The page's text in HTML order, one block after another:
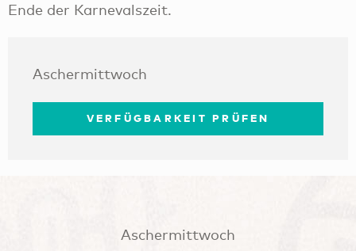
Ende der Karnevalszeit.
Aschermittwoch
VERFÜGBARKEIT PRÜFEN
Aschermittwoch